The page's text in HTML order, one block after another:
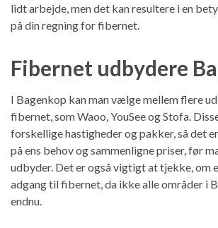
lidt arbejde, men det kan resultere i en
på din regning for fibernet.
Fibernet udbydere
I Bagenkop kan man vælge mellem flere
fibernet, som Waoo, YouSee og Stofa.
forskellige hastigheder og pakker, så det
på ens behov og sammenligne priser, før
udbyder. Det er også vigtigt at tjekke, om
adgang til fibernet, da ikke alle områder i
endnu.